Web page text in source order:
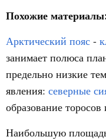
Похожие
Арктический пояс -
занимает полюса
предельно низкие
явления: северные
образование
Наибольшую